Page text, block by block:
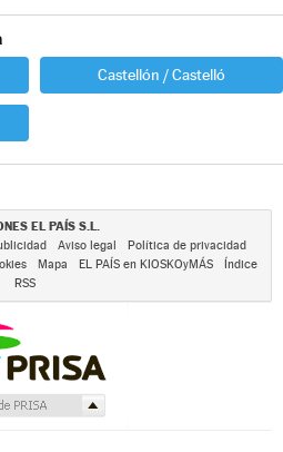
Castellón / Castelló
EL PAÍS S.L.
Aviso legal
Política de privacidad
Mapa EL PAÍS en KIOSKOyMÁS
Índice
RSS